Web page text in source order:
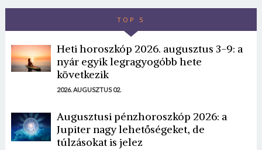
TOP 5
Heti horoszkóp 2026. augusztus 3-9: a
nyár egyik legragyogóbb hete
következik
2026. AUGUSZTUS 02.
Augusztusi pénzhoroszkóp 2026: a
Jupiter nagy lehetőségeket, de
túlzásokat is jelez